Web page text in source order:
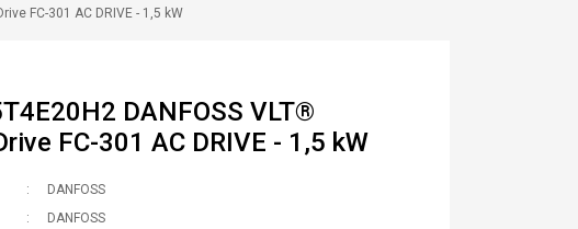
FC-301 AC DRIVE - 1,5 kW
DANFOSS VLT®
FC-301 AC DRIVE - 1,5 kW
DANFOSS
DANFOSS